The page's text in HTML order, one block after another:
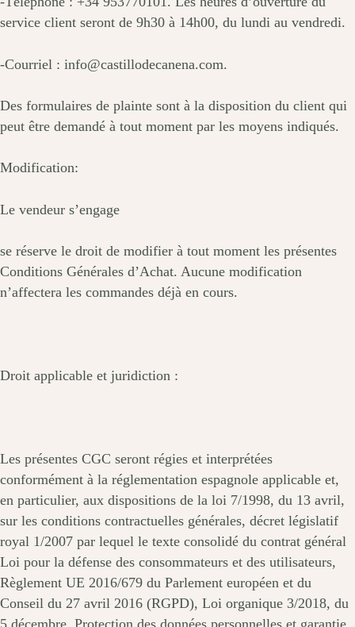
service client seront de 9h30 à 14h00, du lundi au vendredi.
-Courriel : info@castillodecanena.com.
Des formulaires de plainte sont à la disposition du client qui
peut être demandé à tout moment par les moyens indiqués.
Modification:
Le vendeur s’engage
se réserve le droit de modifier à tout moment les présentes
Conditions Générales d’Achat. Aucune modification
n’affectera les commandes déjà en cours.
Droit applicable et juridiction :
Les présentes CGC seront régies et interprétées
conformément à la réglementation espagnole applicable et,
en particulier, aux dispositions de la loi 7/1998, du 13 avril,
sur les conditions contractuelles générales, décret législatif
royal 1/2007 par lequel le texte consolidé du contrat général
Loi pour la défense des consommateurs et des utilisateurs,
Règlement UE 2016/679 du Parlement européen et du
Conseil du 27 avril 2016 (RGPD), Loi organique 3/2018, du
5 décembre, Protection des données personnelles et garantie